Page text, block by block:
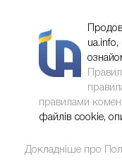
ua.info,
правилами
файлів cookie,
Докладніше про